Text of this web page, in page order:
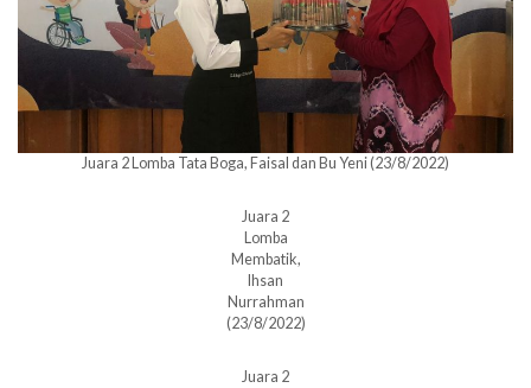
Juara 2 Lomba Tata Boga, Faisal dan Bu Yeni (23/8/2022)
Juara 2
Lomba
Membatik,
Ihsan
Nurrahman
(23/8/2022)
Juara 2